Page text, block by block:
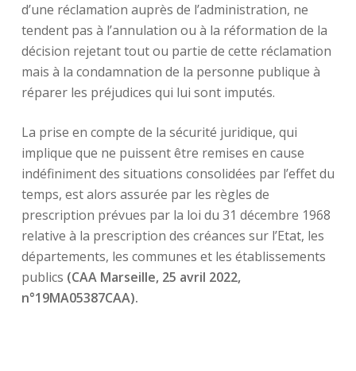
d’une réclamation auprès de l’administration, ne
tendent pas à l’annulation ou à la réformation de la
décision rejetant tout ou partie de cette réclamation
mais à la condamnation de la personne publique à
réparer les préjudices qui lui sont imputés.
La prise en compte de la sécurité juridique, qui
implique que ne puissent être remises en cause
indéfiniment des situations consolidées par l’effet du
temps, est alors assurée par les règles de
prescription prévues par la loi du 31 décembre 1968
relative à la prescription des créances sur l’Etat, les
départements, les communes et les établissements
publics (CAA Marseille, 25 avril 2022,
n°19MA05387CAA).